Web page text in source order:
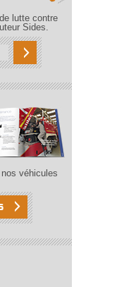
lutte contre
Sides.
véhicules